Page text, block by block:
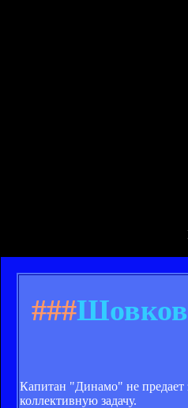
###
Капитан "Динамо" не предает
коллективную задачу.